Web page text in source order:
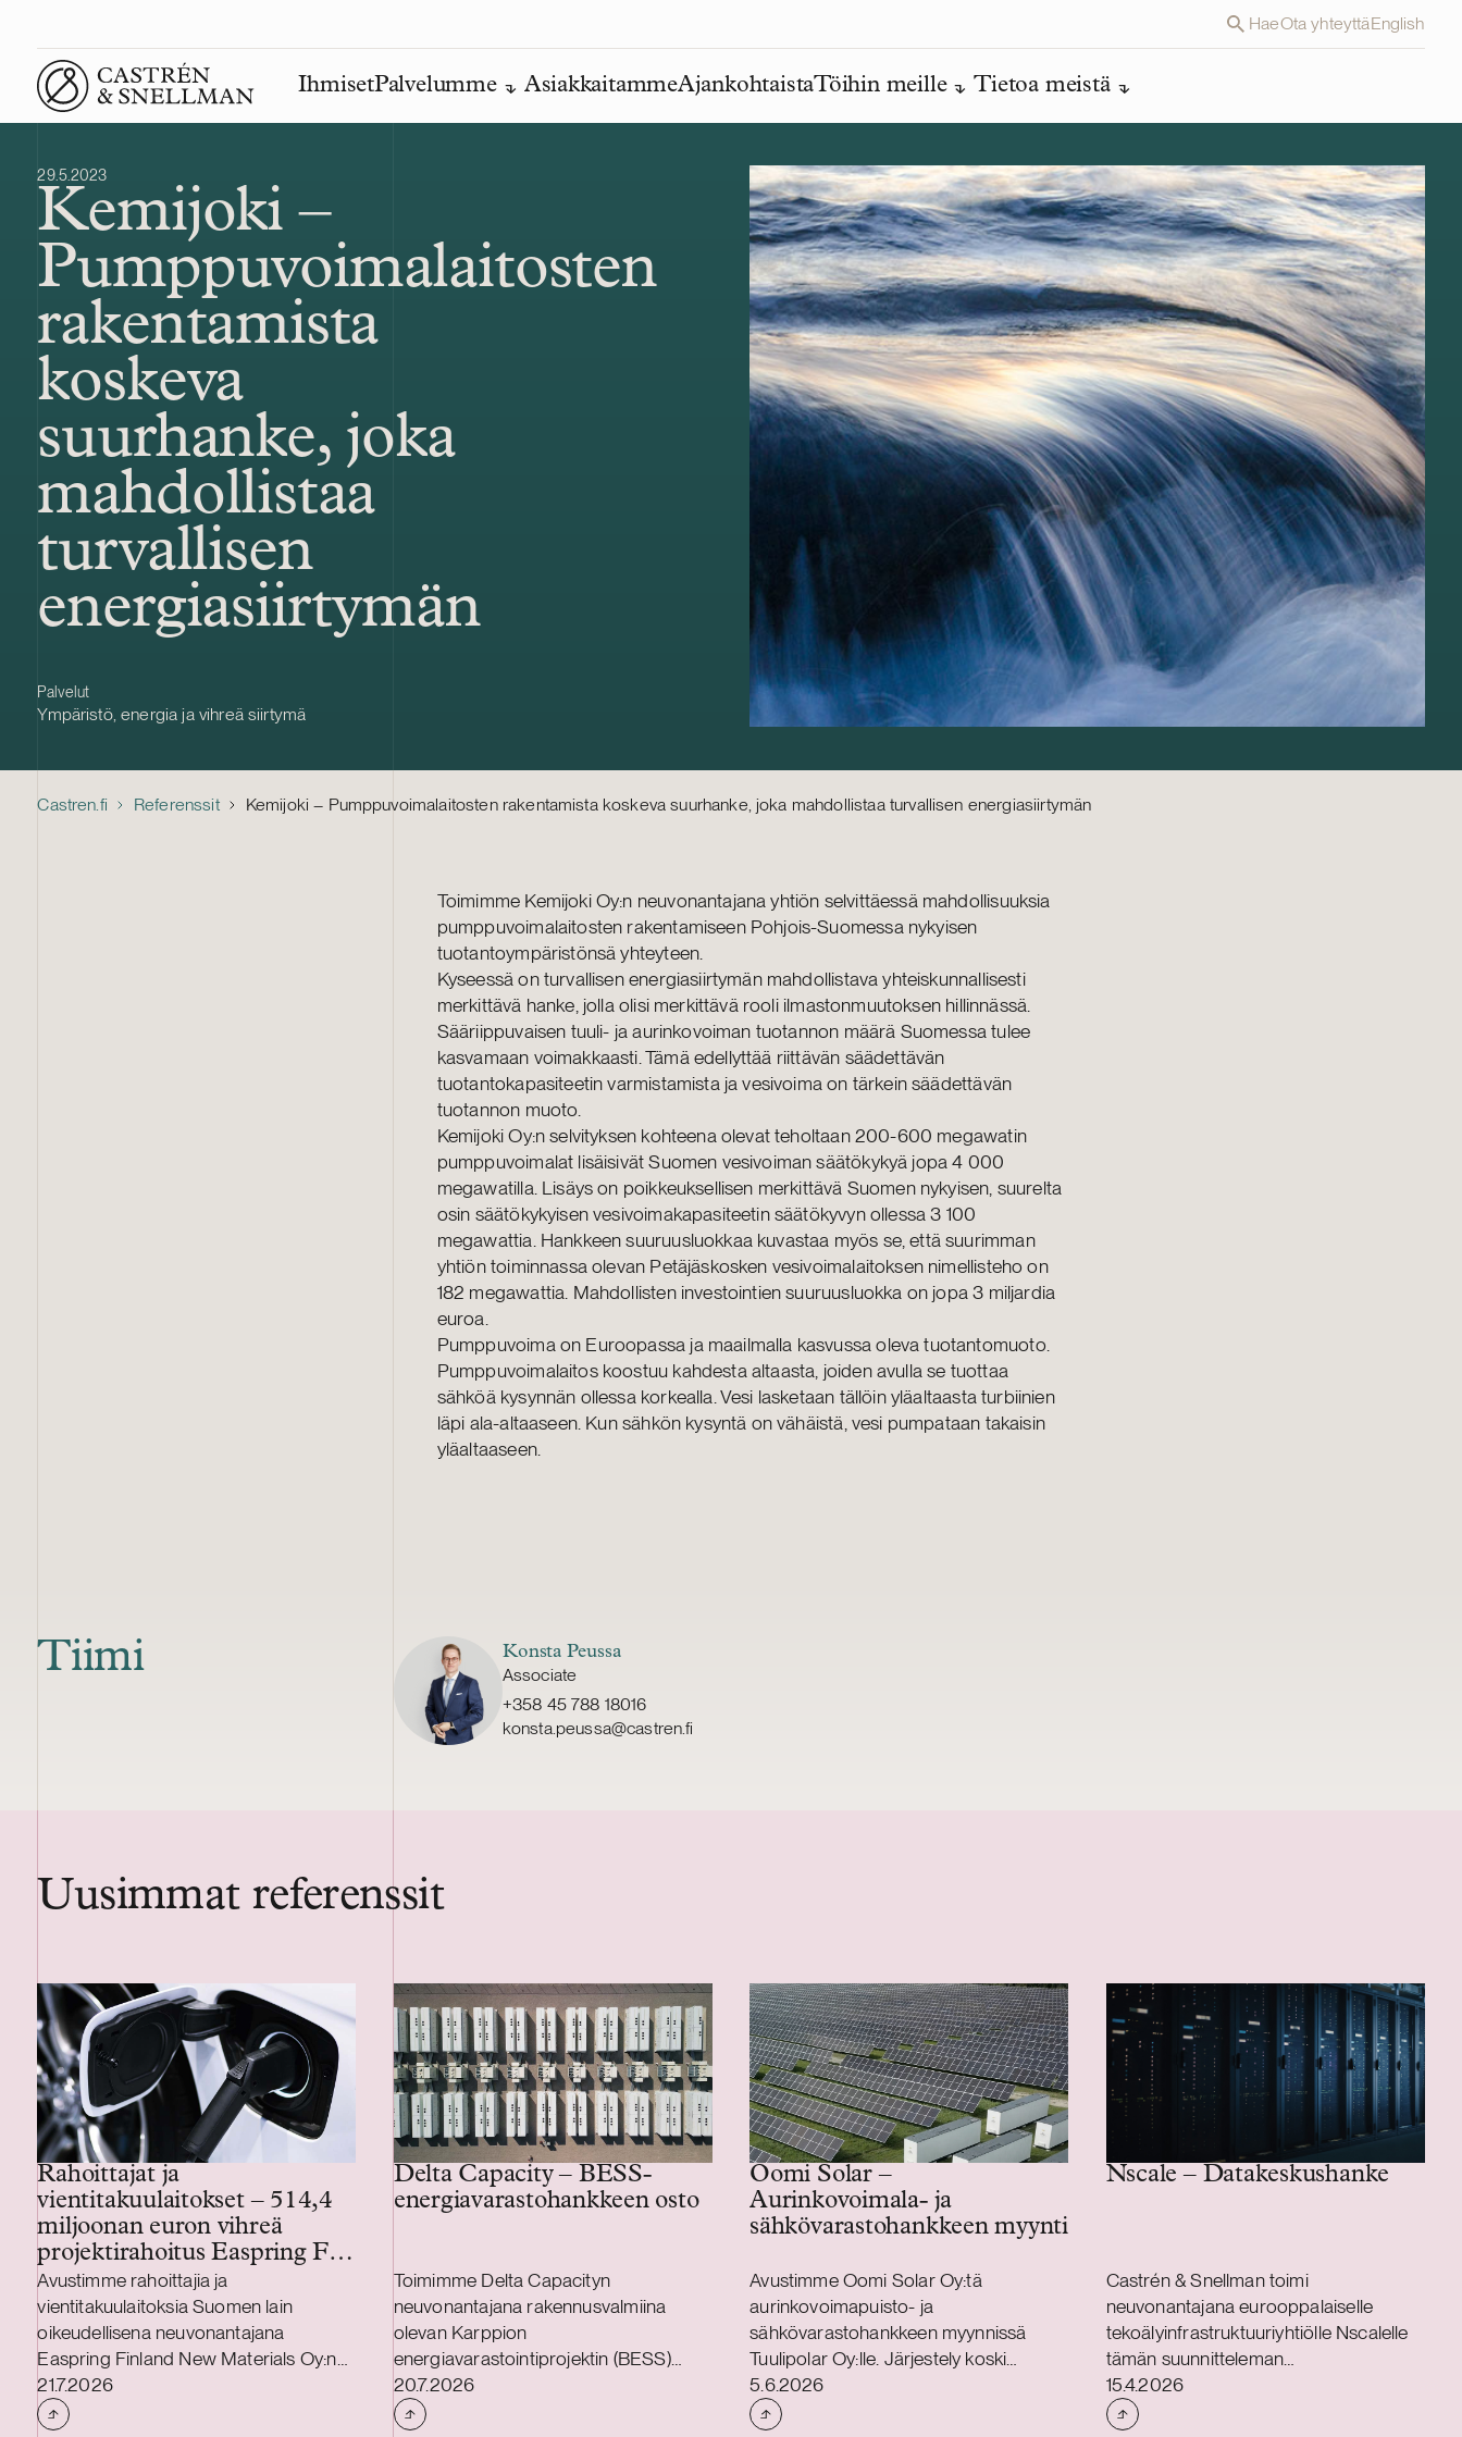
HaeOta yhteyttäEnglish
Front page
IhmisetPalvelumme AsiakkaitammeAjankohtaistaTöihin meille Tietoa meistä
29.5.2023
Kemijoki –
Pumppuvoimalaitosten
rakentamista
koskeva
suurhanke, joka
mahdollistaa
turvallisen
energiasiirtymän
Palvelut
Ympäristö, energia ja vihreä siirtymä
Castren.fi Referenssit Kemijoki – Pumppuvoimalaitosten rakentamista koskeva suurhanke, joka mahdollistaa turvallisen energiasiirtymän
Toimimme Kemijoki Oy:n neuvonantajana yhtiön selvittäessä mahdollisuuksia
pumppuvoimalaitosten rakentamiseen Pohjois-Suomessa nykyisen
tuotantoympäristönsä yhteyteen.
Kyseessä on turvallisen energiasiirtymän mahdollistava yhteiskunnallisesti
merkittävä hanke, jolla olisi merkittävä rooli ilmastonmuutoksen hillinnässä.
Sääriippuvaisen tuuli- ja aurinkovoiman tuotannon määrä Suomessa tulee
kasvamaan voimakkaasti. Tämä edellyttää riittävän säädettävän
tuotantokapasiteetin varmistamista ja vesivoima on tärkein säädettävän
tuotannon muoto.
Kemijoki Oy:n selvityksen kohteena olevat teholtaan 200-600 megawatin
pumppuvoimalat lisäisivät Suomen vesivoiman säätökykyä jopa 4 000
megawatilla. Lisäys on poikkeuksellisen merkittävä Suomen nykyisen, suurelta
osin säätökykyisen vesivoimakapasiteetin säätökyvyn ollessa 3 100
megawattia. Hankkeen suuruusluokkaa kuvastaa myös se, että suurimman
yhtiön toiminnassa olevan Petäjäskosken vesivoimalaitoksen nimellisteho on
182 megawattia. Mahdollisten investointien suuruusluokka on jopa 3 miljardia
euroa.
Pumppuvoima on Euroopassa ja maailmalla kasvussa oleva tuotantomuoto.
Pumppuvoimalaitos koostuu kahdesta altaasta, joiden avulla se tuottaa
sähköä kysynnän ollessa korkealla. Vesi lasketaan tällöin yläaltaasta turbiinien
läpi ala-altaaseen. Kun sähkön kysyntä on vähäistä, vesi pumpataan takaisin
yläaltaaseen.
Tiimi Konsta Peussa
Associate
+358 45 788 18016
konsta.peussa@castren.fi
Uusimmat referenssit
Rahoittajat ja
vientitakuulaitokset – 514,4
miljoonan euron vihreä
projektirahoitus Easpring Finland
New Materialsin CAM-
tehtaalle
Avustimme rahoittajia ja
vientitakuulaitoksia Suomen lain
oikeudellisena neuvonantajana
Easpring Finland New Materials Oy:n
Kotkaan rakennettavan
katodiaktiivimateriaalia (CAM)
Julkaistu
21.7.2026
Delta Capacity – BESS-
energiavarastohankkeen osto
Toimimme Delta Capacityn
neuvonantajana rakennusvalmiina
olevan Karppion
energiavarastointiprojektin (BESS)
hankinnassa Helios Nordic Energyltä.
Delta Capacity toteuttaa hankkeen
Julkaistu
20.7.2026
Oomi Solar –
Aurinkovoimala- ja
sähkövarastohankkeen myynti
Avustimme Oomi Solar Oy:tä
aurinkovoimapuisto- ja
sähkövarastohankkeen myynnissä
Tuulipolar Oy:lle. Järjestely koski
Tornioon rakennettavaa 24 MWp
aurinkovoimalaa sekä 36 MW / 70
Julkaistu
5.6.2026
Nscale – Datakeskushanke
Castrén & Snellman toimi
neuvonantajana eurooppalaiselle
tekoälyinfrastruktuuriyhtiölle Nscalelle
tämän suunnitteleman
datakeskushankkeen yhteydessä
Harjavallassa, Suomessa.Hankkeen
Julkaistu
15.4.2026